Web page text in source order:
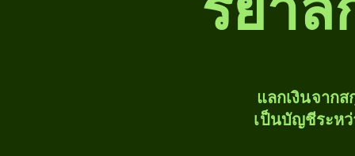
แลกเงินจาก
เป็นบัญชีระหว่